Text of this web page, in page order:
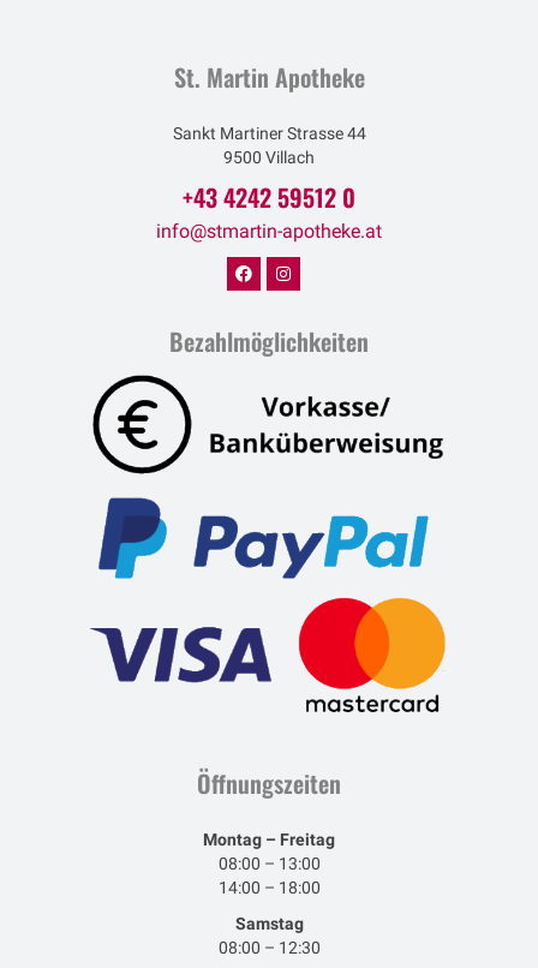
St. Martin Apotheke
Sankt Martiner Strasse 44
9500 Villach
+43 4242 59512 0
info@stmartin-apotheke.at
Bezahlmöglichkeiten
Öffnungszeiten
Montag – Freitag
08:00 – 13:00
14:00 – 18:00
Samstag
08:00 – 12:30